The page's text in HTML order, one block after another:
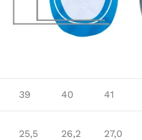
39 40 41
25,5 26,2 27,0